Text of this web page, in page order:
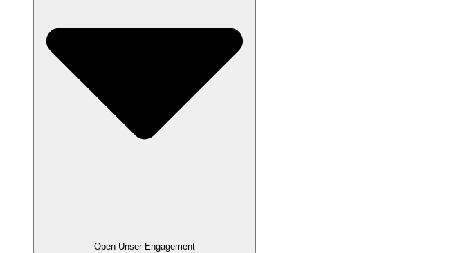
Open Unser Engagement